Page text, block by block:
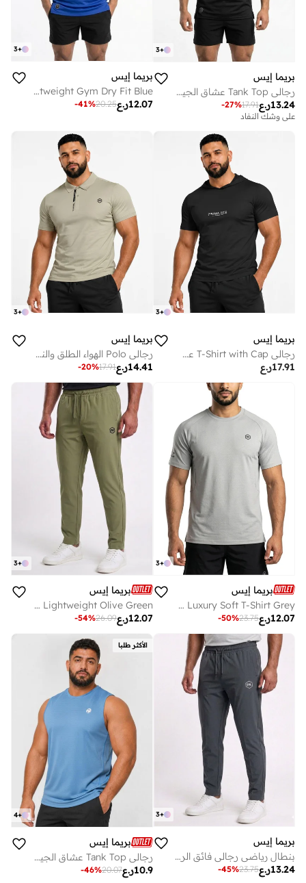
+
3
بريما إيس
رجالي Tank Top عشاق الجيم Black
ر.ع13.24
17.91
-27%
على وشك النفاد
+
3
بريما إيس
Men's Tank Top Workout Lightweight Gym Dry Fit Blue
ر.ع12.07
20.25
-41%
+
3
بريما إيس
رجالي T-Shirt with Cap عشاق الجيم بريميوم Black
ر.ع17.91
+
3
بريما إيس
رجالي Polo الهواء الطلق والنشاط لاكشري Khaki Green
ر.ع14.41
17.91
-20%
+
3
بريما إيس
Men's Running Top Luxury Soft T-Shirt Grey
ر.ع12.07
23.75
-50%
+
3
بريما إيس
Men's Ultra Comfort Joggers Lightweight Olive Green
ر.ع12.07
26.09
-54%
+
3
بريما إيس
بنطال رياضي رجالي فائق الراحة – رمادي
ر.ع13.24
23.75
-45%
الأكثر طلبا
+
4
بريما إيس
رجالي Tank Top عشاق الجيم بريميوم Sky Blue
ر.ع10.9
20.07
-46%